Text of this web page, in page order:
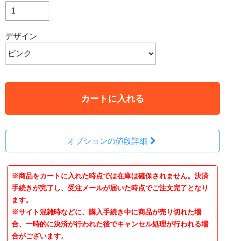
デザイン
カートに入れる
オプションの値段詳細
※商品をカートに入れた時点では在庫は確保されません。決済
手続きが完了し、受注メールが届いた時点でご注文完了となり
ます。
※サイト混雑時などに、購入手続き中に商品が売り切れた場
合、一時的に決済が行われた後でキャンセル処理が行われる場
合がございます。